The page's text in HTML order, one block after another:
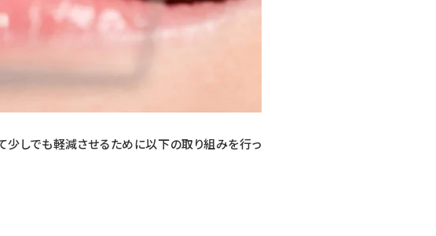
しでも軽減させるために以下の取り組みを行っ